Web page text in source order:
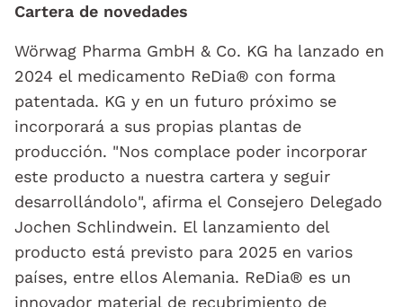
Cartera de novedades
Wörwag Pharma GmbH & Co. KG ha lanzado en
2024 el medicamento ReDia® con forma
patentada. KG y en un futuro próximo se
incorporará a sus propias plantas de
producción. "Nos complace poder incorporar
este producto a nuestra cartera y seguir
desarrollándolo", afirma el Consejero Delegado
Jochen Schlindwein. El lanzamiento del
producto está previsto para 2025 en varios
países, entre ellos Alemania. ReDia® es un
innovador material de recubrimiento de